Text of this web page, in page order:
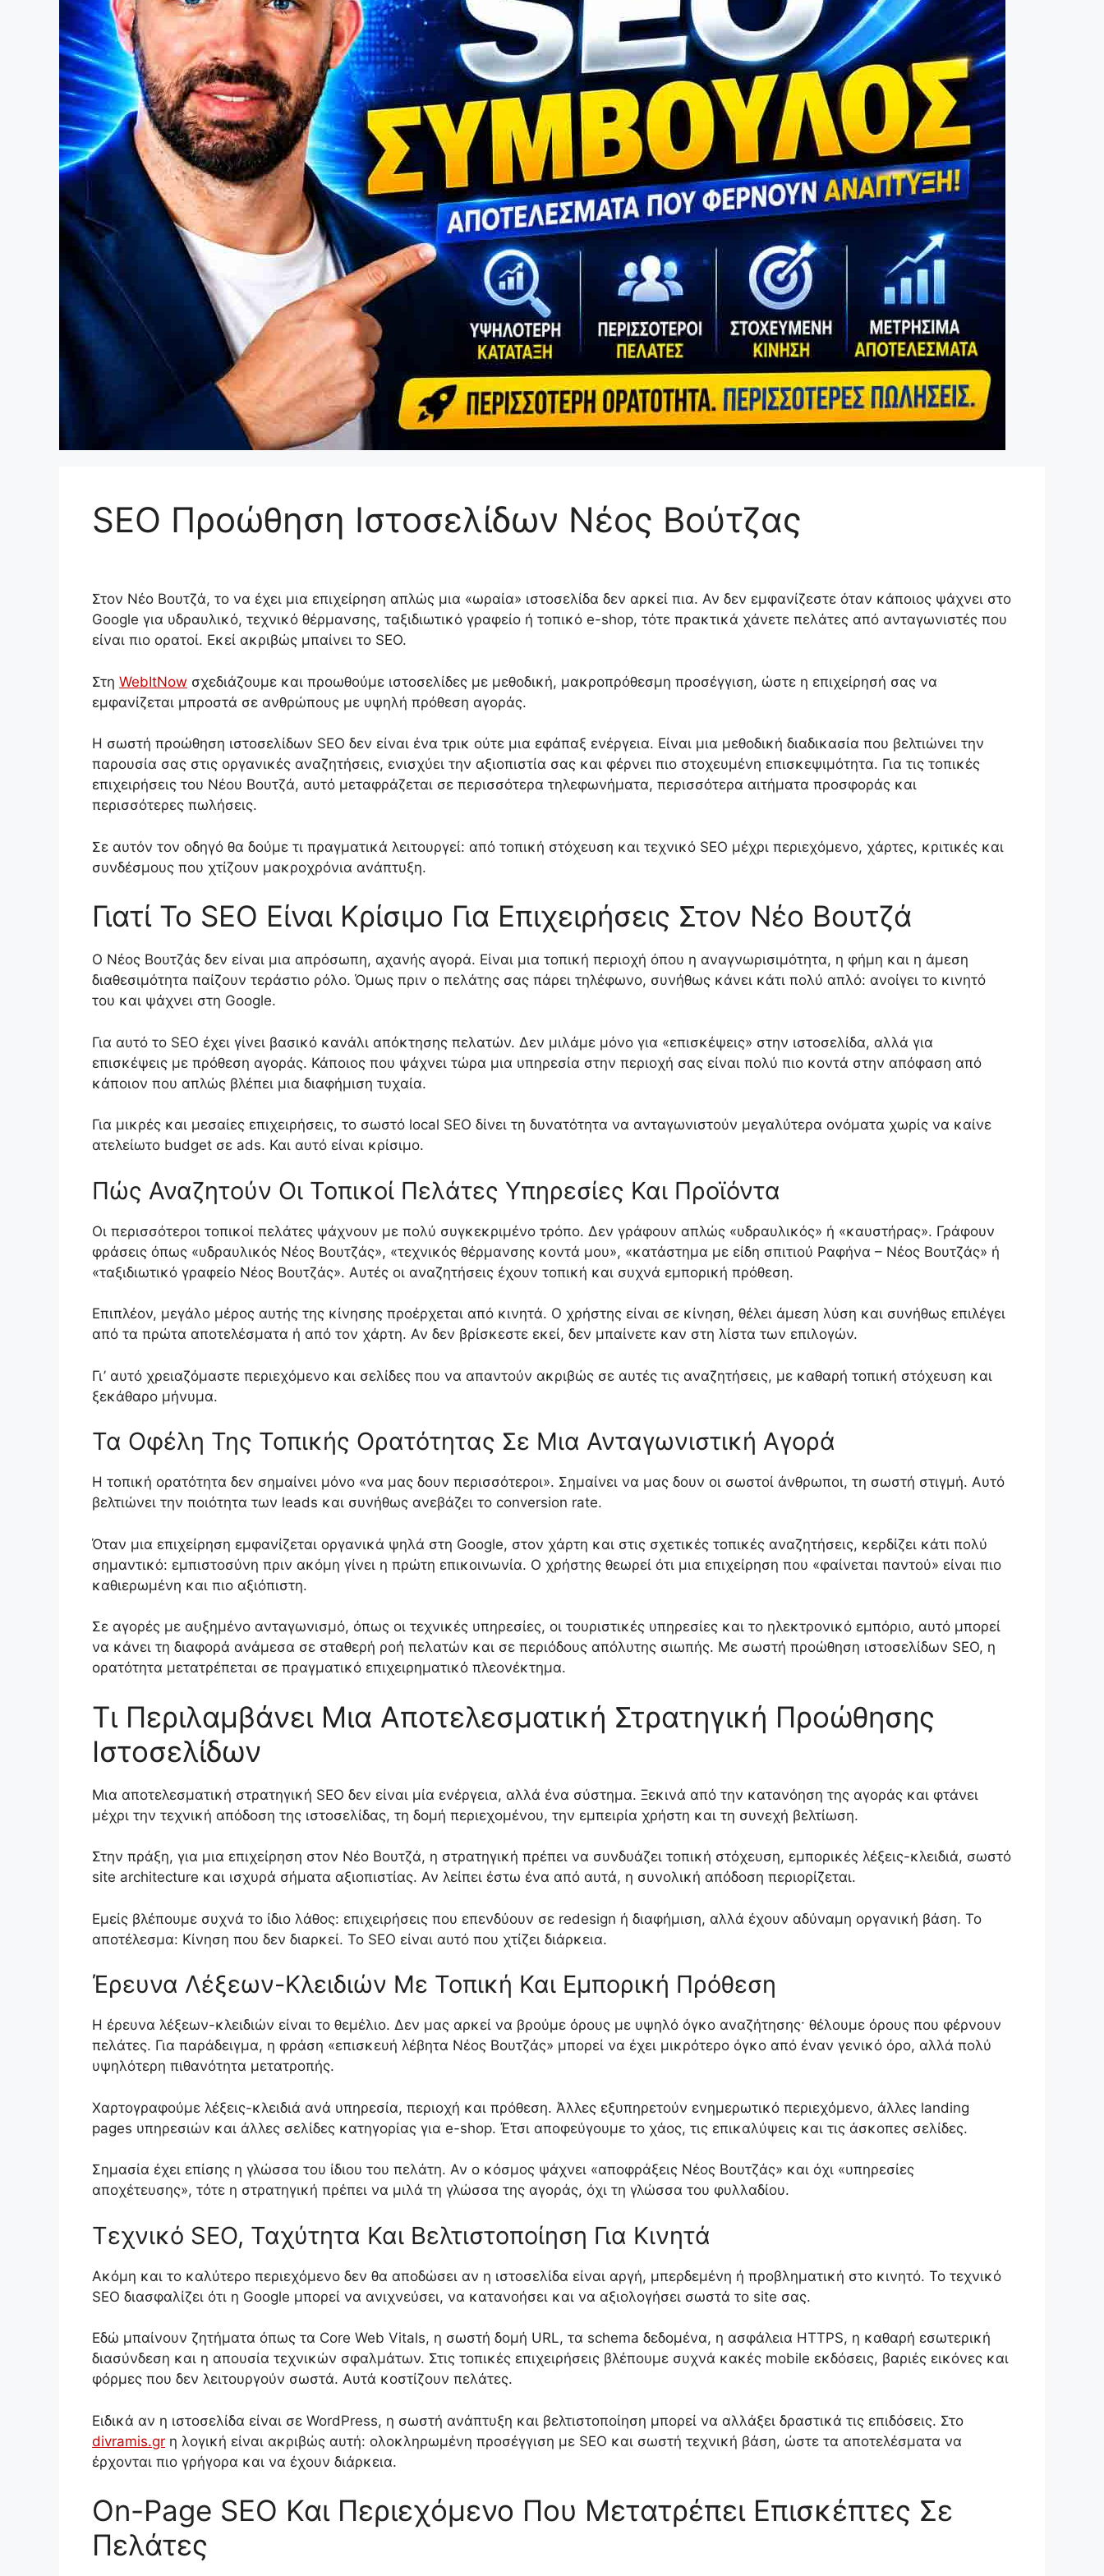
SEO Προώθηση Ιστοσελίδων Νέος Βούτζας
Στον Νέο Βουτζά, το να έχει μια επιχείρηση απλώς μια «ωραία» ιστοσελίδα δεν αρκεί πια. Αν δεν εμφανίζεστε όταν κάποιος ψάχνει στο
Google για υδραυλικό, τεχνικό θέρμανσης, ταξιδιωτικό γραφείο ή τοπικό e-shop, τότε πρακτικά χάνετε πελάτες από ανταγωνιστές που
είναι πιο ορατοί. Εκεί ακριβώς μπαίνει το SEO.
Στη WebItNow σχεδιάζουμε και προωθούμε ιστοσελίδες με μεθοδική, μακροπρόθεσμη προσέγγιση, ώστε η επιχείρησή σας να
εμφανίζεται μπροστά σε ανθρώπους με υψηλή πρόθεση αγοράς.
Η σωστή προώθηση ιστοσελίδων SEO δεν είναι ένα τρικ ούτε μια εφάπαξ ενέργεια. Είναι μια μεθοδική διαδικασία που βελτιώνει την
παρουσία σας στις οργανικές αναζητήσεις, ενισχύει την αξιοπιστία σας και φέρνει πιο στοχευμένη επισκεψιμότητα. Για τις τοπικές
επιχειρήσεις του Νέου Βουτζά, αυτό μεταφράζεται σε περισσότερα τηλεφωνήματα, περισσότερα αιτήματα προσφοράς και
περισσότερες πωλήσεις.
Σε αυτόν τον οδηγό θα δούμε τι πραγματικά λειτουργεί: από τοπική στόχευση και τεχνικό SEO μέχρι περιεχόμενο, χάρτες, κριτικές και
συνδέσμους που χτίζουν μακροχρόνια ανάπτυξη.
Γιατί Το SEO Είναι Κρίσιμο Για Επιχειρήσεις Στον Νέο Βουτζά
Ο Νέος Βουτζάς δεν είναι μια απρόσωπη, αχανής αγορά. Είναι μια τοπική περιοχή όπου η αναγνωρισιμότητα, η φήμη και η άμεση
διαθεσιμότητα παίζουν τεράστιο ρόλο. Όμως πριν ο πελάτης σας πάρει τηλέφωνο, συνήθως κάνει κάτι πολύ απλό: ανοίγει το κινητό
του και ψάχνει στη Google.
Για αυτό το SEO έχει γίνει βασικό κανάλι απόκτησης πελατών. Δεν μιλάμε μόνο για «επισκέψεις» στην ιστοσελίδα, αλλά για
επισκέψεις με πρόθεση αγοράς. Κάποιος που ψάχνει τώρα μια υπηρεσία στην περιοχή σας είναι πολύ πιο κοντά στην απόφαση από
κάποιον που απλώς βλέπει μια διαφήμιση τυχαία.
Για μικρές και μεσαίες επιχειρήσεις, το σωστό local SEO δίνει τη δυνατότητα να ανταγωνιστούν μεγαλύτερα ονόματα χωρίς να καίνε
ατελείωτο budget σε ads. Και αυτό είναι κρίσιμο.
Πώς Αναζητούν Οι Τοπικοί Πελάτες Υπηρεσίες Και Προϊόντα
Οι περισσότεροι τοπικοί πελάτες ψάχνουν με πολύ συγκεκριμένο τρόπο. Δεν γράφουν απλώς «υδραυλικός» ή «καυστήρας». Γράφουν
φράσεις όπως «υδραυλικός Νέος Βουτζάς», «τεχνικός θέρμανσης κοντά μου», «κατάστημα με είδη σπιτιού Ραφήνα – Νέος Βουτζάς» ή
«ταξιδιωτικό γραφείο Νέος Βουτζάς». Αυτές οι αναζητήσεις έχουν τοπική και συχνά εμπορική πρόθεση.
Επιπλέον, μεγάλο μέρος αυτής της κίνησης προέρχεται από κινητά. Ο χρήστης είναι σε κίνηση, θέλει άμεση λύση και συνήθως επιλέγει
από τα πρώτα αποτελέσματα ή από τον χάρτη. Αν δεν βρίσκεστε εκεί, δεν μπαίνετε καν στη λίστα των επιλογών.
Γι’ αυτό χρειαζόμαστε περιεχόμενο και σελίδες που να απαντούν ακριβώς σε αυτές τις αναζητήσεις, με καθαρή τοπική στόχευση και
ξεκάθαρο μήνυμα.
Τα Οφέλη Της Τοπικής Ορατότητας Σε Μια Ανταγωνιστική Αγορά
Η τοπική ορατότητα δεν σημαίνει μόνο «να μας δουν περισσότεροι». Σημαίνει να μας δουν οι σωστοί άνθρωποι, τη σωστή στιγμή. Αυτό
βελτιώνει την ποιότητα των leads και συνήθως ανεβάζει το conversion rate.
Όταν μια επιχείρηση εμφανίζεται οργανικά ψηλά στη Google, στον χάρτη και στις σχετικές τοπικές αναζητήσεις, κερδίζει κάτι πολύ
σημαντικό: εμπιστοσύνη πριν ακόμη γίνει η πρώτη επικοινωνία. Ο χρήστης θεωρεί ότι μια επιχείρηση που «φαίνεται παντού» είναι πιο
καθιερωμένη και πιο αξιόπιστη.
Σε αγορές με αυξημένο ανταγωνισμό, όπως οι τεχνικές υπηρεσίες, οι τουριστικές υπηρεσίες και το ηλεκτρονικό εμπόριο, αυτό μπορεί
να κάνει τη διαφορά ανάμεσα σε σταθερή ροή πελατών και σε περιόδους απόλυτης σιωπής. Με σωστή προώθηση ιστοσελίδων SEO, η
ορατότητα μετατρέπεται σε πραγματικό επιχειρηματικό πλεονέκτημα.
Τι Περιλαμβάνει Μια Αποτελεσματική Στρατηγική Προώθησης
Ιστοσελίδων
Μια αποτελεσματική στρατηγική SEO δεν είναι μία ενέργεια, αλλά ένα σύστημα. Ξεκινά από την κατανόηση της αγοράς και φτάνει
μέχρι την τεχνική απόδοση της ιστοσελίδας, τη δομή περιεχομένου, την εμπειρία χρήστη και τη συνεχή βελτίωση.
Στην πράξη, για μια επιχείρηση στον Νέο Βουτζά, η στρατηγική πρέπει να συνδυάζει τοπική στόχευση, εμπορικές λέξεις-κλειδιά, σωστό
site architecture και ισχυρά σήματα αξιοπιστίας. Αν λείπει έστω ένα από αυτά, η συνολική απόδοση περιορίζεται.
Εμείς βλέπουμε συχνά το ίδιο λάθος: επιχειρήσεις που επενδύουν σε redesign ή διαφήμιση, αλλά έχουν αδύναμη οργανική βάση. Το
αποτέλεσμα: Κίνηση που δεν διαρκεί. Το SEO είναι αυτό που χτίζει διάρκεια.
Έρευνα Λέξεων-Κλειδιών Με Τοπική Και Εμπορική Πρόθεση
Η έρευνα λέξεων-κλειδιών είναι το θεμέλιο. Δεν μας αρκεί να βρούμε όρους με υψηλό όγκο αναζήτησης· θέλουμε όρους που φέρνουν
πελάτες. Για παράδειγμα, η φράση «επισκευή λέβητα Νέος Βουτζάς» μπορεί να έχει μικρότερο όγκο από έναν γενικό όρο, αλλά πολύ
υψηλότερη πιθανότητα μετατροπής.
Χαρτογραφούμε λέξεις-κλειδιά ανά υπηρεσία, περιοχή και πρόθεση. Άλλες εξυπηρετούν ενημερωτικό περιεχόμενο, άλλες landing
pages υπηρεσιών και άλλες σελίδες κατηγορίας για e-shop. Έτσι αποφεύγουμε το χάος, τις επικαλύψεις και τις άσκοπες σελίδες.
Σημασία έχει επίσης η γλώσσα του ίδιου του πελάτη. Αν ο κόσμος ψάχνει «αποφράξεις Νέος Βουτζάς» και όχι «υπηρεσίες
αποχέτευσης», τότε η στρατηγική πρέπει να μιλά τη γλώσσα της αγοράς, όχι τη γλώσσα του φυλλαδίου.
Τεχνικό SEO, Ταχύτητα Και Βελτιστοποίηση Για Κινητά
Ακόμη και το καλύτερο περιεχόμενο δεν θα αποδώσει αν η ιστοσελίδα είναι αργή, μπερδεμένη ή προβληματική στο κινητό. Το τεχνικό
SEO διασφαλίζει ότι η Google μπορεί να ανιχνεύσει, να κατανοήσει και να αξιολογήσει σωστά το site σας.
Εδώ μπαίνουν ζητήματα όπως τα Core Web Vitals, η σωστή δομή URL, τα schema δεδομένα, η ασφάλεια HTTPS, η καθαρή εσωτερική
διασύνδεση και η απουσία τεχνικών σφαλμάτων. Στις τοπικές επιχειρήσεις βλέπουμε συχνά κακές mobile εκδόσεις, βαριές εικόνες και
φόρμες που δεν λειτουργούν σωστά. Αυτά κοστίζουν πελάτες.
Ειδικά αν η ιστοσελίδα είναι σε WordPress, η σωστή ανάπτυξη και βελτιστοποίηση μπορεί να αλλάξει δραστικά τις επιδόσεις. Στο
divramis.gr η λογική είναι ακριβώς αυτή: ολοκληρωμένη προσέγγιση με SEO και σωστή τεχνική βάση, ώστε τα αποτελέσματα να
έρχονται πιο γρήγορα και να έχουν διάρκεια.
On-Page SEO Και Περιεχόμενο Που Μετατρέπει Επισκέπτες Σε
Πελάτες